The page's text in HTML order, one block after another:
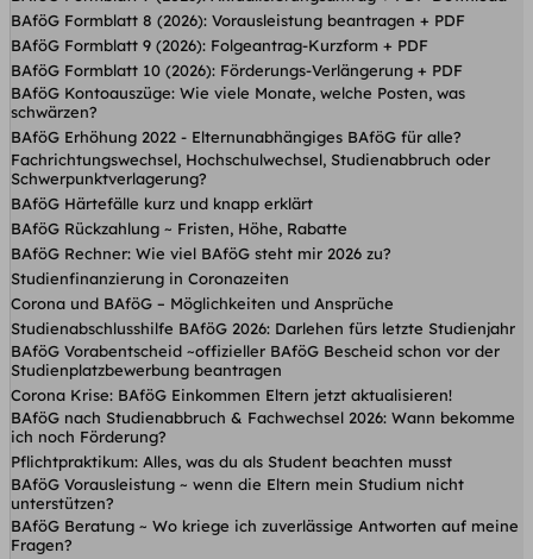
BAföG Formblatt 8 (2026): Vorausleistung beantragen + PDF
BAföG Formblatt 9 (2026): Folgeantrag-Kurzform + PDF
BAföG Formblatt 10 (2026): Förderungs-Verlängerung + PDF
BAföG Kontoauszüge: Wie viele Monate, welche Posten, was
schwärzen?
BAföG Erhöhung 2022 - Elternunabhängiges BAföG für alle?
Fachrichtungswechsel, Hochschulwechsel, Studienabbruch oder
Schwerpunktverlagerung?
BAföG Härtefälle kurz und knapp erklärt
BAföG Rückzahlung ~ Fristen, Höhe, Rabatte
BAföG Rechner: Wie viel BAföG steht mir 2026 zu?
Studienfinanzierung in Coronazeiten
Corona und BAföG – Möglichkeiten und Ansprüche
Studienabschlusshilfe BAföG 2026: Darlehen fürs letzte Studienjahr
BAföG Vorabentscheid ~offizieller BAföG Bescheid schon vor der
Studienplatzbewerbung beantragen
Corona Krise: BAföG Einkommen Eltern jetzt aktualisieren!
BAföG nach Studienabbruch & Fachwechsel 2026: Wann bekomme
ich noch Förderung?
Pflichtpraktikum: Alles, was du als Student beachten musst
BAföG Vorausleistung ~ wenn die Eltern mein Studium nicht
unterstützen?
BAföG Beratung ~ Wo kriege ich zuverlässige Antworten auf meine
Fragen?